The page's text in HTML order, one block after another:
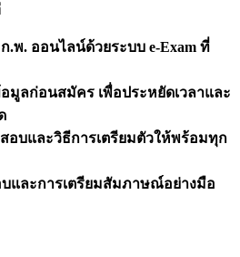
.พ. ออนไลน์ด้วยระบบ e-Exam ที่
มูลก่อนสมัคร เพื่อประหยัดเวลาและ
อบและวิธีการเตรียมตัวให้พร้อมทุก
และการเตรียมสัมภาษณ์อย่างมือ